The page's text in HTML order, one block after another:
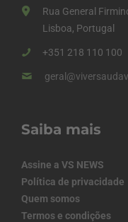
Rua General
Lisboa, Portugal
+351 218 110 100
Saiba mais
Assine a VS NEWS
Política de privacidade
Quem somos
Termos e condições